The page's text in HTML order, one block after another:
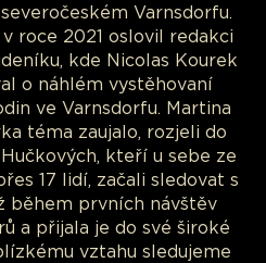
Varnsdorfu.
roce 2021 oslovil redakci
kde Nicolas Kourek
o náhlém vystěhovaní
ve Varnsdorfu. Martina
téma zaujalo, rozjeli do
kteří u sebe ze
17 lidí, začali sledovat s
během prvních návštěv
a přijala je do své široké
vztahu sledujeme